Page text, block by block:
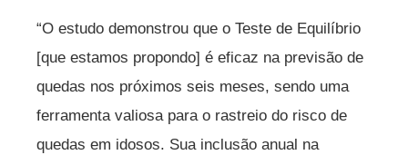
“O estudo demonstrou que o Teste de Equilíbrio
[que estamos propondo] é eficaz na previsão de
quedas nos próximos seis meses, sendo uma
ferramenta valiosa para o rastreio do risco de
quedas em idosos. Sua inclusão anual na